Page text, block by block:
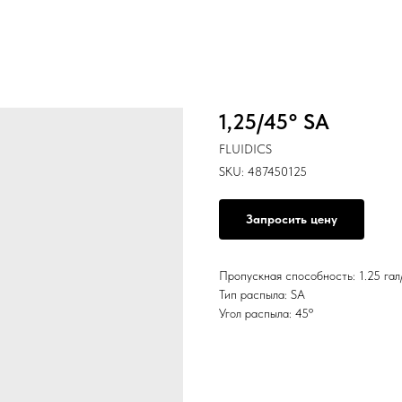
1,25/45° SA
FLUIDICS
SKU: 487450125
Запросить цену
Пропускная способность: 1.25
Тип распыла: SA
Угол распыла: 45º